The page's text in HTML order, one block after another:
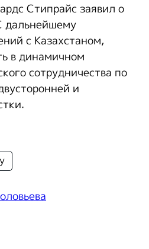
Стипрайс заявил о
дальнейшему
с Казахстаном,
в динамичном
сотрудничества по
и